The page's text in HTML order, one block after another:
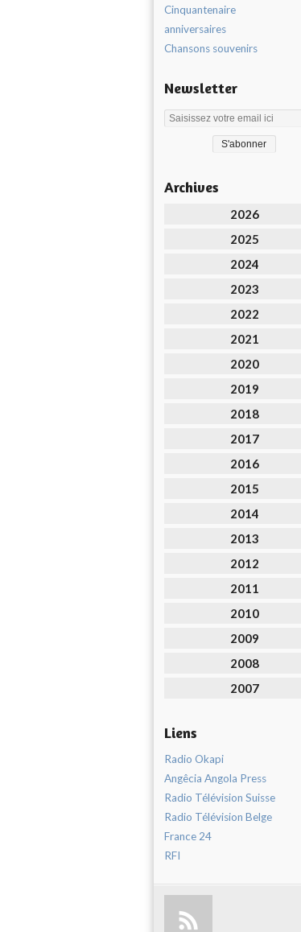
Cinquantenaire
anniversaires
Chansons souvenirs
Newsletter
Archives
2026
2025
2024
2023
2022
2021
2020
2019
2018
2017
2016
2015
2014
2013
2012
2011
2010
2009
2008
2007
Liens
Radio Okapi
Angêcia Angola Press
Radio Télévision Suisse
Radio Télévision Belge
France 24
RFI